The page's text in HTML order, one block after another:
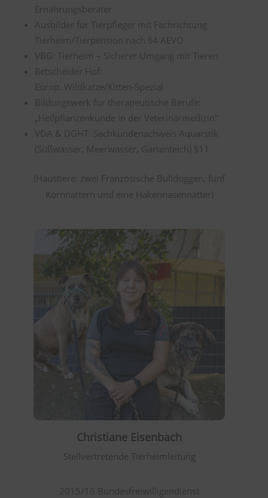
Ernährungsberater
Ausbilder für Tierpfleger mit Fachrichtung
Tierheim/Tierpension nach §4 AEVO
VBG: Tierheim – Sicherer Umgang mit Tieren
Retscheider Hof:
Europ. Wildkatze/Kitten-Spezial
Bildungswerk für therapeutische Berufe:
„Heilpflanzenkunde in der Veterinärmedizin“
VDA & DGHT: Sachkundenachweis Aquarstik
(Süßwasser, Meerwasser, Gartenteich) §11
(Haustiere: zwei Französische Bulldoggen, fünf
Kornnattern und eine Hakennasennatter)
Christiane Eisenbach
Stellvertretende Tierheimleitung
2015/16 Bundesfreiwilligendienst